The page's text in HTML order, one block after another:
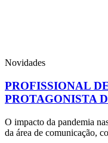
Novidades
PROFISSIONAL
PROTAGONISTA
O impacto da pandemia
da área de comunicação,